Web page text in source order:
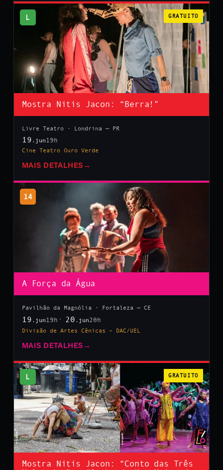
L GRATUITO
Mostra Nitis Jacon: “Berra!”
Livre Teatro · Londrina — PR
19 .jun 19h
Cine Teatro Ouro Verde
MAIS DETALHES →
14
A Força da Água
Pavilhão da Magnólia · Fortaleza — CE
19 .jun 19h 20 .jun20h
Divisão de Artes Cênicas – DAC/UEL
MAIS DETALHES →
L GRATUITO
Mostra Nitis Jacon: “Conto das Três